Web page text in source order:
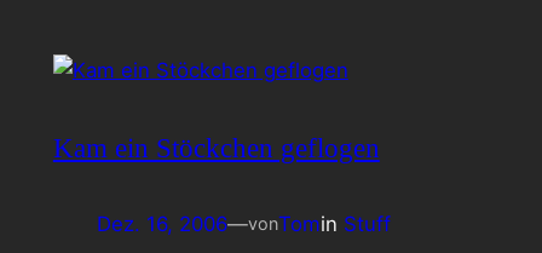
Kam ein Stöckchen geflogen
Dez. 16, 2006—vonTomin Stuff